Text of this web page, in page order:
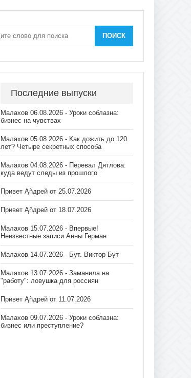
ПОИСК
Последние выпуски
Малахов 06.08.2026 - Уроки соблазна:
бизнес на чувствах
Малахов 05.08.2026 - Как дожить до 120
лет? Четыре секретных способа
Малахов 04.08.2026 - Перевал Дятлова:
куда ведут следы из прошлого
Привет Ąñдpей от 25.07.2026
Привет Ąñдpей от 18.07.2026
Малахов 15.07.2026 - Впервые!
Неизвестные записи Анны Герман
Малахов 14.07.2026 - Бут. Виктор Бут
Малахов 13.07.2026 - Заманила на
"работу": ловушка для россиян
Привет Ąñдpей от 11.07.2026
Малахов 09.07.2026 - Уроки соблазна:
бизнес или преступление?